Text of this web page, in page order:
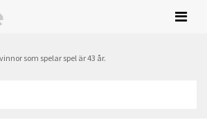
som spelar spel är 43 år.